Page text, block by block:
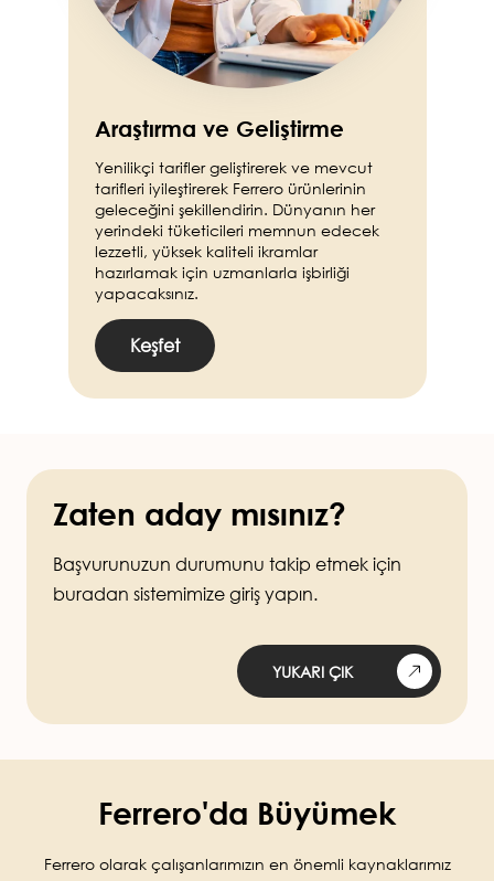
Araştırma ve Geliştirme
Yenilikçi tarifler geliştirerek ve mevcut
tarifleri iyileştirerek Ferrero ürünlerinin
geleceğini şekillendirin. Dünyanın her
yerindeki tüketicileri memnun edecek
lezzetli, yüksek kaliteli ikramlar
hazırlamak için uzmanlarla işbirliği
yapacaksınız.
Keşfet
Zaten aday mısınız?
Başvurunuzun durumunu takip etmek için
buradan sistemimize giriş yapın.
YUKARI ÇIK
Ferrero'da Büyümek
Ferrero olarak çalışanlarımızın en önemli kaynaklarımız